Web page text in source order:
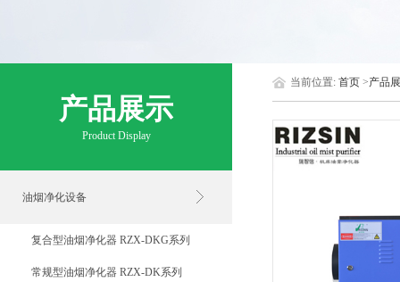
产品展示
Product Display
油烟净化设备
复合型油烟净化器 RZX-DKG系列
常规型油烟净化器 RZX-DK系列
当前位置: 首页 >产品